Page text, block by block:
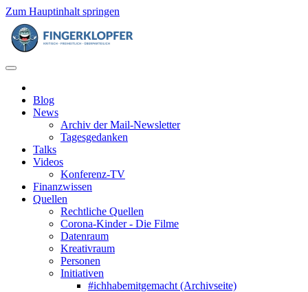
Zum Hauptinhalt springen
Blog
News
Archiv der Mail-Newsletter
Tagesgedanken
Talks
Videos
Konferenz-TV
Finanzwissen
Quellen
Rechtliche Quellen
Corona-Kinder - Die Filme
Datenraum
Kreativraum
Personen
Initiativen
#ichhabemitgemacht (Archivseite)